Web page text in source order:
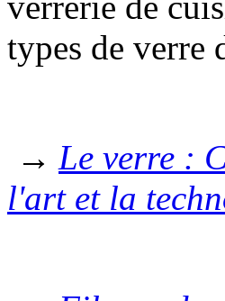
types de verre
→ Le verre :
l'art et la